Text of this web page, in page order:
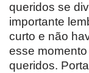
queridos se
importante
curto e não
esse
queridos.